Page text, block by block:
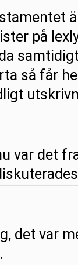
på
så får
var det
det var